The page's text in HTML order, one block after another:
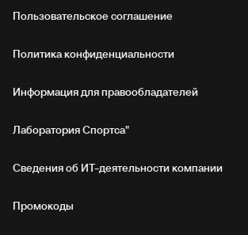
Пользовательское соглашение
Политика конфиденциальности
Информация для правообладателей
Лаборатория Спортса"
Сведения об ИТ‑деятельности компании
Промокоды